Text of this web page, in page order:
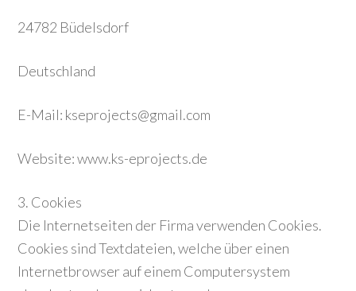
24782 Büdelsdorf
Deutschland
E-Mail: kseprojects@gmail.com
Website: www.ks-eprojects.de
3. Cookies
Die Internetseiten der Firma verwenden Cookies.
Cookies sind Textdateien, welche über einen
Internetbrowser auf einem Computersystem